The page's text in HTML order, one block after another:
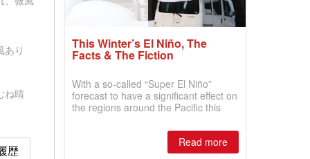
あり
ね晴
歴
This Winter’s El Niño, The
Facts & The Fiction
With a so-called “Super El Niño”
forecast to have a significant effect on
the regions around the Pacific this
is simple: book now or wait, and
where are the best odds?Read more